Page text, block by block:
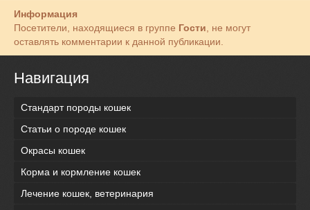
Информация
Посетители, находящиеся в группе Гости, не могут
оставлять комментарии к данной публикации.
Навигация
Стандарт породы кошек
Статьи о породе кошек
Окрасы кошек
Корма и кормление кошек
Лечение кошек, ветеринария